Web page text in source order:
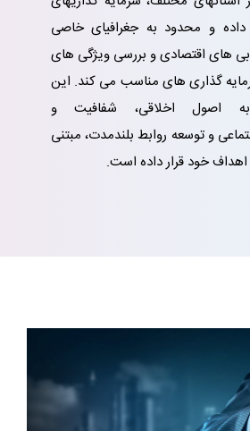
و محدود به جغرافیای خاصی
های اقتصادی و بررسی ویژگی های
گذاری های مناسب می کند. این
اصول اخلاقی، شفافیت و
و توسعه روابط بلندمدت، مبتنی
اهداف خود قرار داده است.